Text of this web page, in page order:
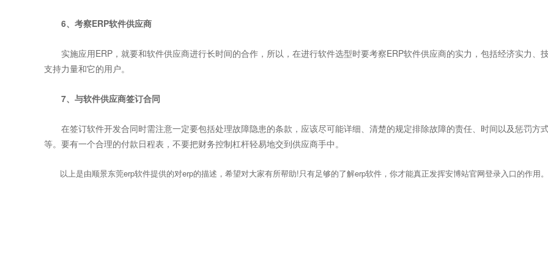
6、考察ERP软件供应商
实施应用ERP，就要和软件供应商进行长时间的合作，所以，在进行软件选型时要考察ERP软件供应商的实力，包括经济实力、
支持力量和它的用户。
7、与软件供应商签订合同
在签订软件开发合同时需注意一定要包括处理故障隐患的条款，应该尽可能详细、清楚的规定排除故障的责任、时间以及惩罚方
等。要有一个合理的付款日程表，不要把财务控制杠杆轻易地交到供应商手中。
以上是由顺景东莞erp软件提供的对erp的描述，希望对大家有所帮助!只有足够的了解erp软件，你才能真正发挥安博站官网登录入口的作用。